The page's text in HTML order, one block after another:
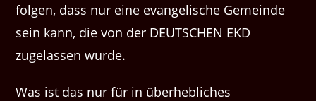
folgen, dass nur eine evangelische Gemeinde
sein kann, die von der DEUTSCHEN EKD
zugelassen wurde.
Was ist das nur für in überhebliches